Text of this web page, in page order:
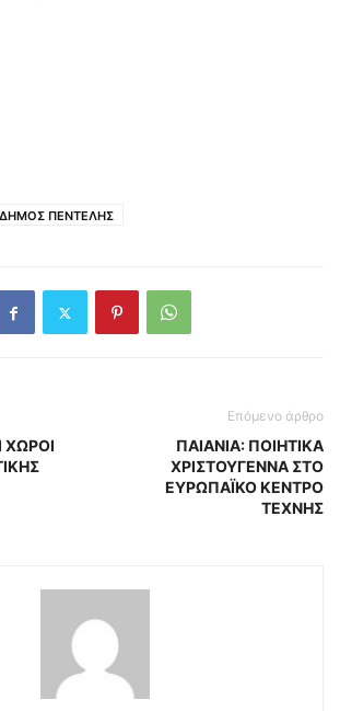
ΠΕΝΤΕΛΗΣ
Επόμενο άρθρο
ΠΑΙΑΝΙΑ: ΠΟΙΗΤΙΚΑ
ΧΡΙΣΤΟΥΓΕΝΝΑ ΣΤΟ
ΕΥΡΩΠΑΪΚΟ ΚΕΝΤΡΟ
ΤΕΧΝΗΣ